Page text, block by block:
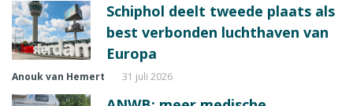
Schiphol deelt tweede plaats als
best verbonden luchthaven van
Europa
Anouk van Hemert 31 juli 2026